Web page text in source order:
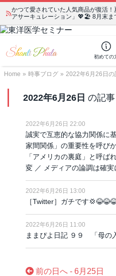
かつて愛されていた人気商品が復活
アサーキュレーション」💖🏖️ 8月末ま
宗教学講座 中級コース 第139回 明
ちの出自／在日が入り込むヤクザ／朝
初めての
Home » 時事ブログ » 2022年6月26日の
2022年6月26日 の記事
2022年6月26日 22:00
誠実で互恵的な協力関係に
家間関係」の重要性を呼び
「アメリカの裏庭」と呼ば
変 ／ メディアの論調は確
2022年6月26日 13:00
［Twitter］ガチです
2022年6月26日 11:00
ままぴよ日記 ９９ 「母の
前の日へ - 6月25日